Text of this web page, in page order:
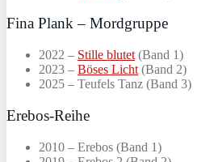
Fina Plank – Mordgruppe
2022 – Stille blutet (Band 1)
2023 – Böses Licht (Band 2)
2025 – Teufels Tanz (Band 3)
Erebos-Reihe
2010 – Erebos (Band 1)